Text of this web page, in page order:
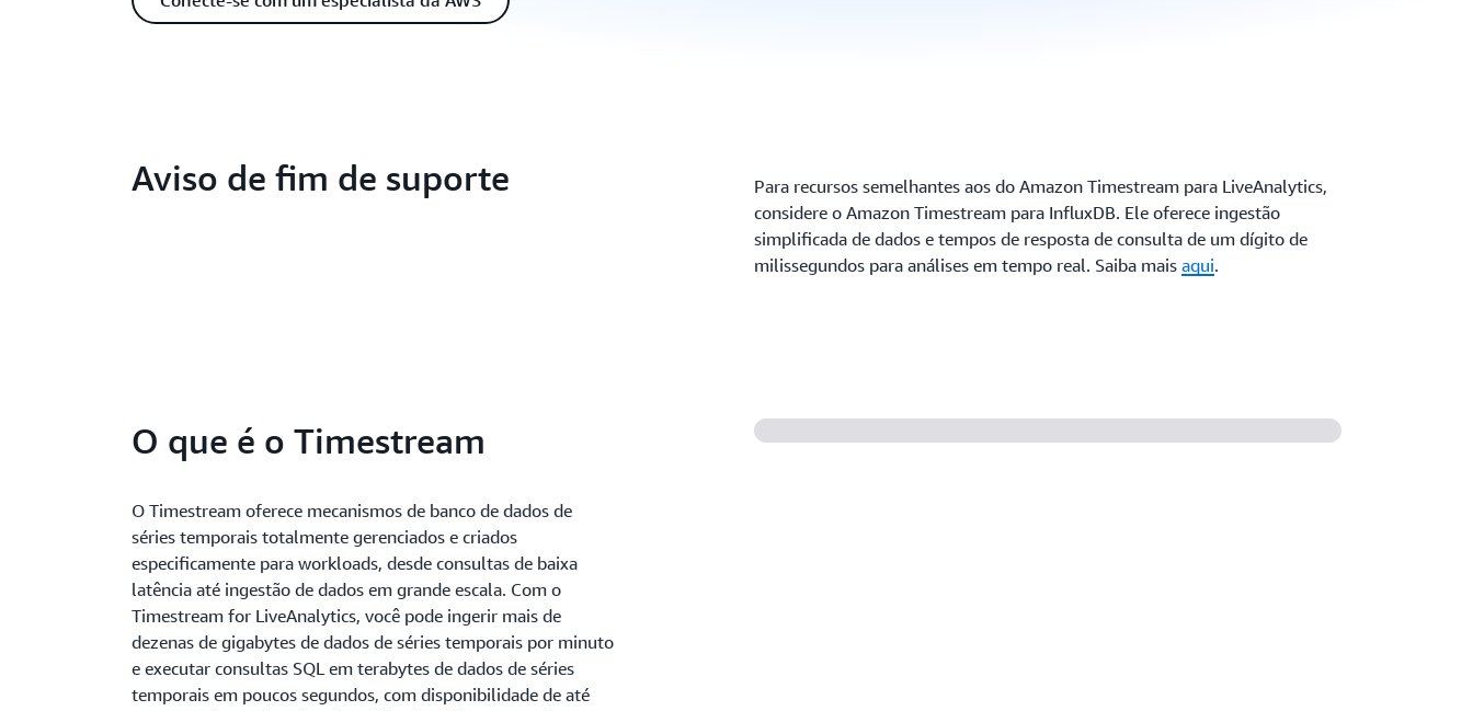
Aviso de fim de suporte
Para recursos semelhantes aos do Amazon Timestream para LiveAnalytics,
considere o Amazon Timestream para InfluxDB. Ele oferece ingestão
simplificada de dados e tempos de resposta de consulta de um dígito de
milissegundos para análises em tempo real. Saiba mais aqui.
O que é o Timestream
O Timestream oferece mecanismos de banco de dados de
séries temporais totalmente gerenciados e criados
especificamente para workloads, desde consultas de baixa
latência até ingestão de dados em grande escala. Com o
Timestream for LiveAnalytics, você pode ingerir mais de
dezenas de gigabytes de dados de séries temporais por minuto
e executar consultas SQL em terabytes de dados de séries
temporais em poucos segundos, com disponibilidade de até